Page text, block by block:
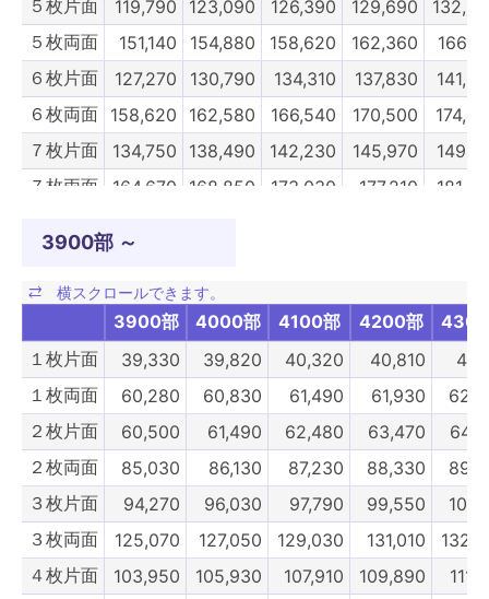
５枚片面 119,790 123,090 126,390 129,690
５枚両面
151,140 154,880 158,620 162,360
６枚片面
127,270 130,790 134,310 137,830
６枚両面 158,620 162,580 166,540 170,500
７枚片面
134,750 138,490 142,230 145,970
７枚両面
164,670 168,850 173,030 177,210
８枚両面
９枚片面
176,610 181,060
227,040 231,880 236,830 241,780
10枚片面
192,830 197,780 202,730 207,680
10枚両面
246,180 251,680 257,180 262,680
2900部
3000部 3100部 3200部 3300
3900部 ～
3900部 4000部 4100部 4200部
１枚片面
39,330 39,820 40,320 40,810
１枚両面
60,280 60,830 61,490 61,930
２枚片面
60,500 61,490 62,480 63,470
２枚両面
85,030 86,130 87,230 88,330
３枚片面
94,270 96,030 97,790 99,550
３枚両面
125,070 127,050 129,030 131,010
４枚片面
103,950 105,930 107,910 109,890